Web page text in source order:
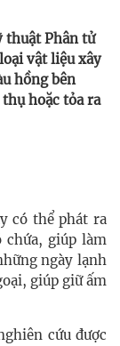
thuật Phân tử
vật liệu xây
hồng bên
hoặc tỏa ra
có thể phát ra
giúp làm
ngày lạnh
giúp giữ ấm
cứu được